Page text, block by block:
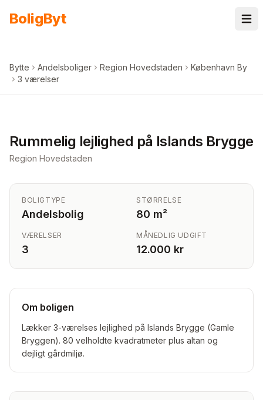
BoligByt
Bytte Andelsboliger Region Hovedstaden
København By
3 værelser
Rummelig lejlighed på Islands Brygge
Region Hovedstaden
BOLIGTYPE
Andelsbolig
STØRRELSE
80 m²
VÆRELSER
3
MÅNEDLIG UDGIFT
12.000 kr
Om boligen
Lækker 3-værelses lejlighed på Islands Brygge (Gamle
Bryggen). 80 velholdte kvadratmeter plus altan og
dejligt gårdmiljø.